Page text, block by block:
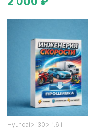
Hyundai > i30 > 1.6 i